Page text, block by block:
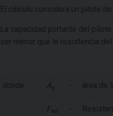
El cálculo considera un pilote
La capacidad portante del
ser menor que la resistencia del
donde: As - área de
F bd -